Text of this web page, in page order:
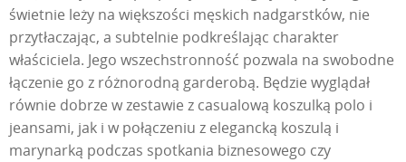
świetnie leży na większości męskich nadgarstków, nie
przytłaczając, a subtelnie podkreślając charakter
właściciela. Jego wszechstronność pozwala na swobodne
łączenie go z różnorodną garderobą. Będzie wyglądał
równie dobrze w zestawie z casualową koszulką polo i
jeansami, jak i w połączeniu z elegancką koszulą i
marynarką podczas spotkania biznesowego czy